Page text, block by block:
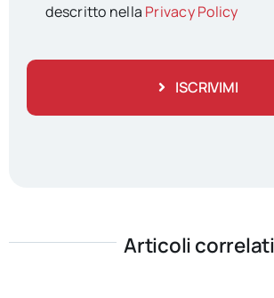
descritto nella Privacy Policy
ISCRIVIMI
Articoli correlati